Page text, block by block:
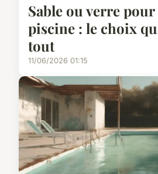
Sable ou verre
piscine : le choix
tout
11/06/2026 01:15